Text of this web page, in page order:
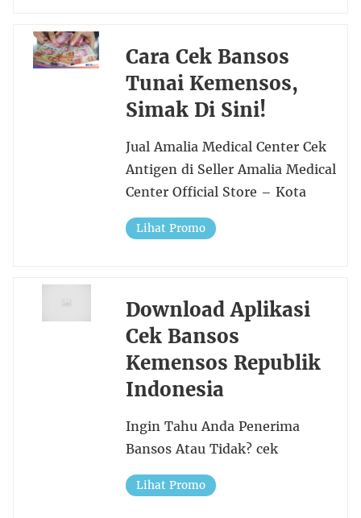
Cara Cek Bansos
Tunai Kemensos,
Simak Di Sini!
Jual Amalia Medical Center Cek
Antigen di Seller Amalia Medical
Center Official Store – Kota
Lihat Promo
Download Aplikasi
Cek Bansos
Kemensos Republik
Indonesia
Ingin Tahu Anda Penerima
Bansos Atau Tidak? cek
Lihat Promo